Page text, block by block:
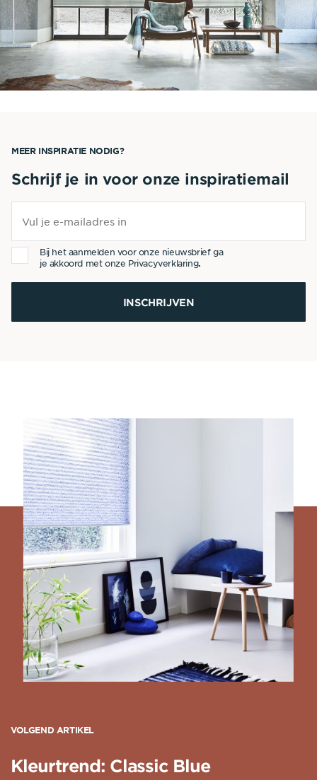
MEER INSPIRATIE NODIG?
Schrijf je in voor onze inspiratiemail
Bij het aanmelden voor onze nieuwsbrief ga
je akkoord met onze Privacyverklaring.
INSCHRIJVEN
VOLGEND ARTIKEL
Kleurtrend: Classic Blue